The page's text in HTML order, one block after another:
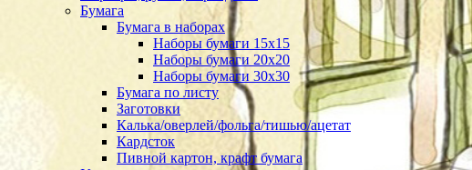
Бумага
Бумага в наборах
Наборы бумаги 15х15
Наборы бумаги 20х20
Наборы бумаги 30х30
Бумага по листу
Заготовки
Калька/оверлей/фольга/тишью/ацетат
Кардсток
Пивной картон, крафт бумага